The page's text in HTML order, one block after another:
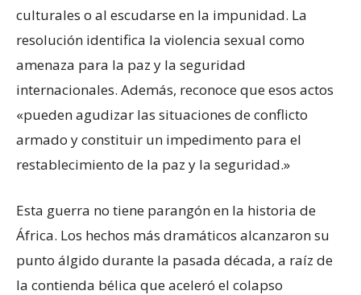
culturales o al escudarse en la impunidad. La
resolución identifica la violencia sexual como
amenaza para la paz y la seguridad
internacionales. Además, reconoce que esos actos
«pueden agudizar las situaciones de conflicto
armado y constituir un impedimento para el
restablecimiento de la paz y la seguridad.»
Esta guerra no tiene parangón en la historia de
África. Los hechos más dramáticos alcanzaron su
punto álgido durante la pasada década, a raíz de
la contienda bélica que aceleró el colapso